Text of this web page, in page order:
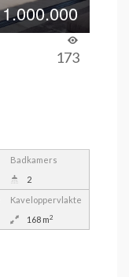
1.000.000
173
Badkamers
2
Kaveloppervlakte
168 m2